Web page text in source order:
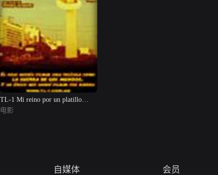
TL-1 Mi reino por un platillo
volador
电影
自媒体 会员